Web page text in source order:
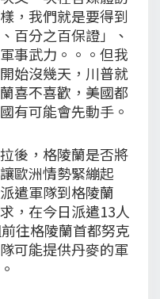
，我們就是要得到
百分之百保證」、
事武力。。。但我
始沒幾天，川普就
喜不喜歡，美國都
有可能會先動手。
後，格陵蘭是否將
歐洲情勢緊繃起
遣軍隊到格陵蘭
，在今日派遣13人
往格陵蘭首都努克
可能提供丹麥的軍